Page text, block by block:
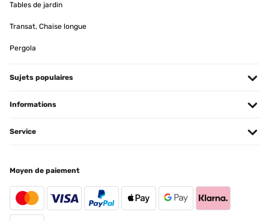
Tables de jardin
Transat, Chaise longue
Pergola
Sujets populaires
Informations
Service
Moyen de paiement